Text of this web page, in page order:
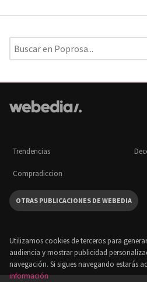
Trendencias
Compradiccion
OTRAS PUBLICACIONES DE WEBEDIA
Utilizamos cookies de terceros para
audiencia y mostrar publicidad
navegación. Si sigues navegando estarás
información